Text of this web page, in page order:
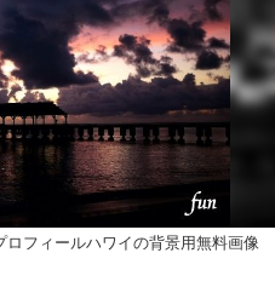
ロフィールハワイの背景用無料画像